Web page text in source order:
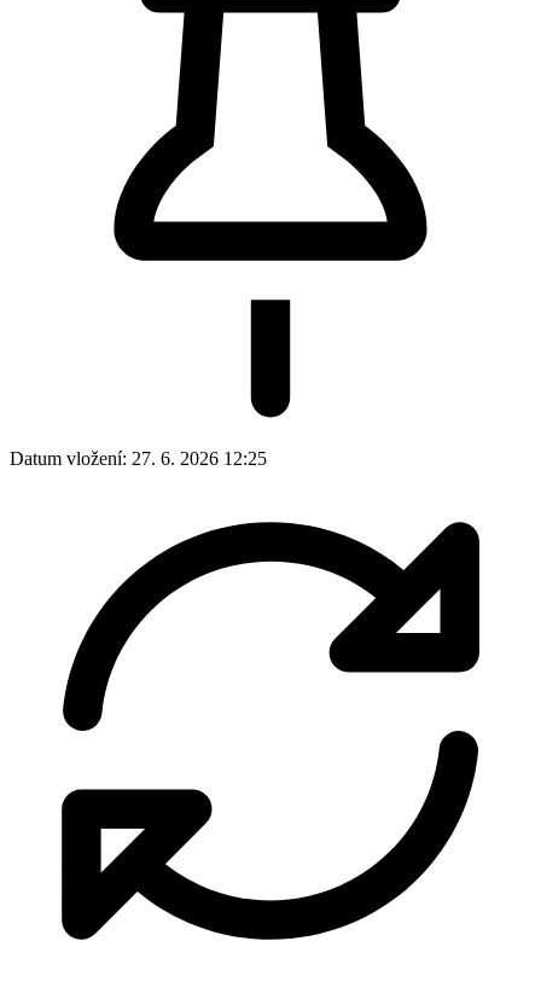
Datum vložení: 27. 6. 2026 12:25